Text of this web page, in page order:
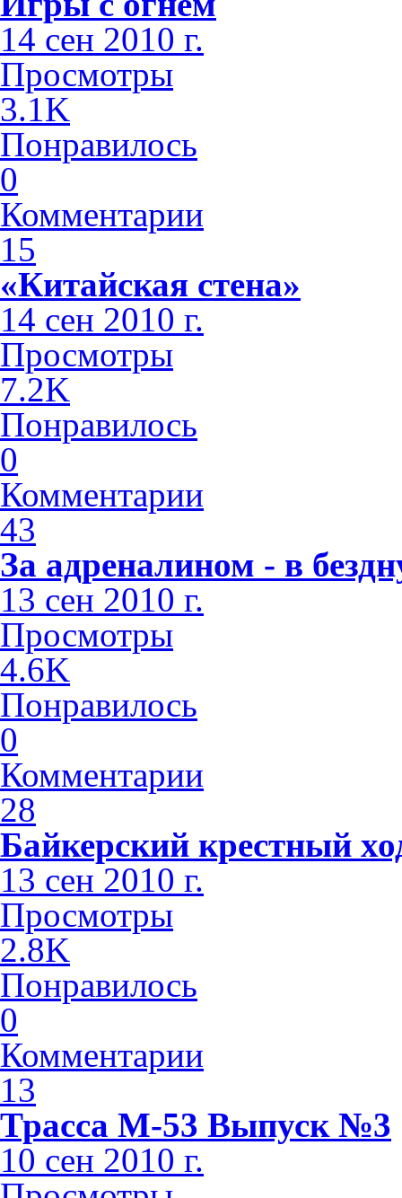
14 сен 2010 г.
Просмотры
3.1K
Понравилось
0
Комментарии
15
«Китайская стена»
14 сен 2010 г.
Просмотры
7.2K
Понравилось
0
Комментарии
43
За адреналином - в
13 сен 2010 г.
Просмотры
4.6K
Понравилось
0
Комментарии
28
Байкерский крестный
13 сен 2010 г.
Просмотры
2.8K
Понравилось
0
Комментарии
13
Трасса М-53 Выпуск №3
10 сен 2010 г.